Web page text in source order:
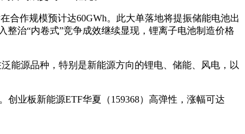
合作规模预计达60GWh。此大单落地将提振储能电池出
治“内卷式”竞争成效继续显现，锂离子电池制造价格
能源品种，特别是新能源方向的锂电、储能、风电，以
业板新能源ETF华夏（159368）高弹性，涨幅可达